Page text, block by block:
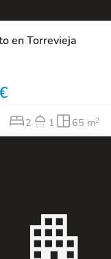
en Torrevieja
2 1 65 m2